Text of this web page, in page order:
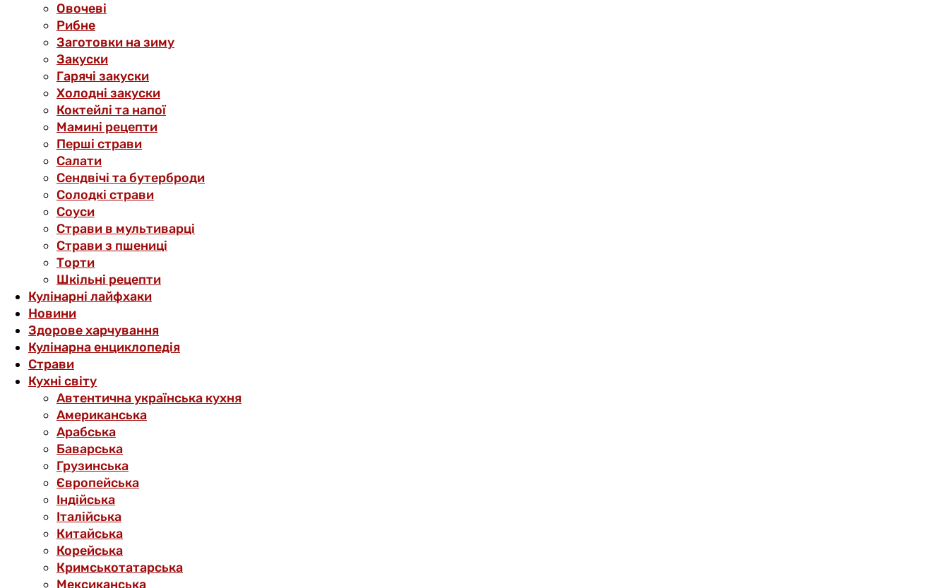
Овочеві
Рибне
Заготовки на зиму
Закуски
Гарячі закуски
Холодні закуски
Коктейлі та напої
Мамині рецепти
Перші страви
Салати
Сендвічі та бутерброди
Солодкі страви
Соуси
Страви в мультиварці
Страви з пшениці
Торти
Шкільні рецепти
Кулінарні лайфхаки
Новини
Здорове харчування
Кулінарна енциклопедія
Страви
Кухні світу
Автентична українська кухня
Американська
Арабська
Баварська
Грузинська
Європейська
Індійська
Італійська
Китайська
Корейська
Кримськотатарська
Мексиканська